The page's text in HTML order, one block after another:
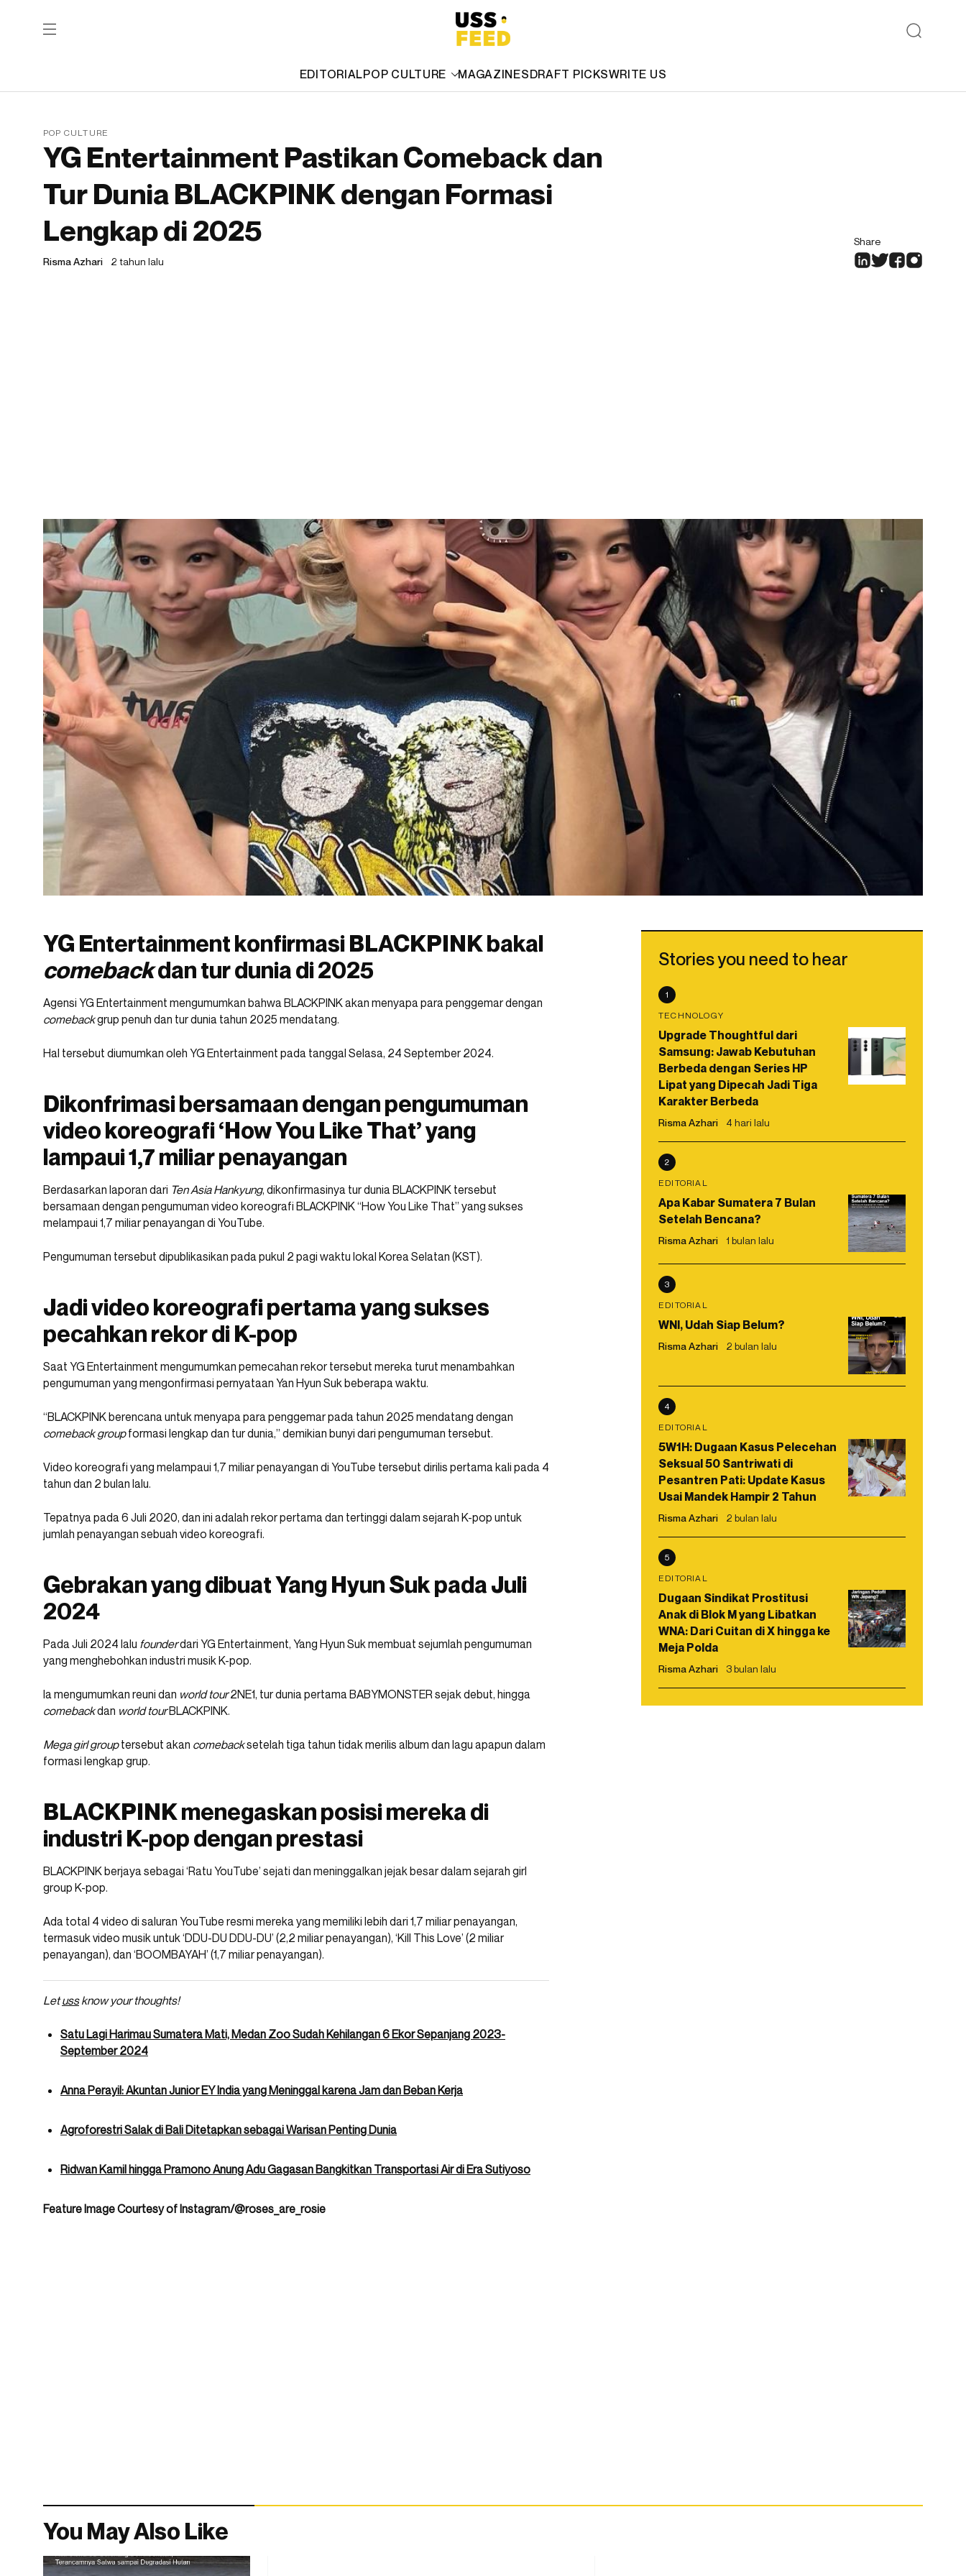
EDITORIALPOP CULTURE MAGAZINESDRAFT PICKSWRITE US
POP CULTURE
YG Entertainment Pastikan Comeback dan
Tur Dunia BLACKPINK dengan Formasi
Lengkap di 2025
Risma Azhari 2 tahun lalu
Share
YG Entertainment konfirmasi BLACKPINK bakal
comebackdan tur dunia di 2025
Agensi YG Entertainment mengumumkan bahwa BLACKPINK akan menyapa para penggemar dengan
comebackgrup penuh dan tur dunia tahun 2025 mendatang.
Hal tersebut diumumkan oleh YG Entertainment pada tanggal Selasa, 24 September 2024.
Dikonfrimasi bersamaan dengan pengumuman
video koreografi ‘How You Like That’ yang
lampaui 1,7 miliar penayangan
Berdasarkan laporan dari Ten Asia Hankyung, dikonfirmasinya tur dunia BLACKPINK tersebut
bersamaan dengan pengumuman video koreografi BLACKPINK “How You Like That” yang sukses
melampaui 1,7 miliar penayangan di YouTube.
Pengumuman tersebut dipublikasikan pada pukul 2 pagi waktu lokal Korea Selatan (KST).
Jadi video koreografi pertama yang sukses
pecahkan rekor di K-pop
Saat YG Entertainment mengumumkan pemecahan rekor tersebut mereka turut menambahkan
pengumuman yang mengonfirmasi pernyataan Yan Hyun Suk beberapa waktu.
“BLACKPINK berencana untuk menyapa para penggemar pada tahun 2025 mendatang dengan
comeback groupformasi lengkap dan tur dunia,” demikian bunyi dari pengumuman tersebut.
Video koreografi yang melampaui 1,7 miliar penayangan di YouTube tersebut dirilis pertama kali pada 4
tahun dan 2 bulan lalu.
Tepatnya pada 6 Juli 2020, dan ini adalah rekor pertama dan tertinggi dalam sejarah K-pop untuk
jumlah penayangan sebuah video koreografi.
Gebrakan yang dibuat Yang Hyun Suk pada Juli
2024
Pada Juli 2024 lalu founderdari YG Entertainment, Yang Hyun Suk membuat sejumlah pengumuman
yang menghebohkan industri musik K-pop.
Ia mengumumkan reuni dan world tour2NE1, tur dunia pertama BABYMONSTER sejak debut, hingga
comebackdan world tourBLACKPINK.
Mega girl grouptersebut akan comebacksetelah tiga tahun tidak merilis album dan lagu apapun dalam
formasi lengkap grup.
BLACKPINK menegaskan posisi mereka di
industri K-pop dengan prestasi
BLACKPINK berjaya sebagai ‘Ratu YouTube’ sejati dan meninggalkan jejak besar dalam sejarah girl
group K-pop.
Ada total 4 video di saluran YouTube resmi mereka yang memiliki lebih dari 1,7 miliar penayangan,
termasuk video musik untuk ‘DDU-DU DDU-DU’ (2,2 miliar penayangan), ‘Kill This Love’ (2 miliar
penayangan), dan ‘BOOMBAYAH’ (1,7 miliar penayangan).
Letussknow your thoughts!
Satu Lagi Harimau Sumatera Mati, Medan Zoo Sudah Kehilangan 6 Ekor Sepanjang 2023-
September 2024
Anna Perayil: Akuntan Junior EY India yang Meninggal karena Jam dan Beban Kerja
Agroforestri Salak di Bali Ditetapkan sebagai Warisan Penting Dunia
Ridwan Kamil hingga Pramono Anung Adu Gagasan Bangkitkan Transportasi Air di Era Sutiyoso
Feature Image Courtesy of Instagram/@roses_are_rosie
Stories you need to hear
1
TECHNOLOGY
Upgrade Thoughtful dari
Samsung: Jawab Kebutuhan
Berbeda dengan Series HP
Lipat yang Dipecah Jadi Tiga
Karakter Berbeda
Risma Azhari 4 hari lalu
2
EDITORIAL
Apa Kabar Sumatera 7 Bulan
Setelah Bencana?
Risma Azhari 1 bulan lalu
3
EDITORIAL
WNI, Udah Siap Belum?
Risma Azhari 2 bulan lalu
4
EDITORIAL
5W1H: Dugaan Kasus Pelecehan
Seksual 50 Santriwati di
Pesantren Pati: Update Kasus
Usai Mandek Hampir 2 Tahun
Risma Azhari 2 bulan lalu
5
EDITORIAL
Dugaan Sindikat Prostitusi
Anak di Blok M yang Libatkan
WNA: Dari Cuitan di X hingga ke
Meja Polda
Risma Azhari 3 bulan lalu
You May Also Like